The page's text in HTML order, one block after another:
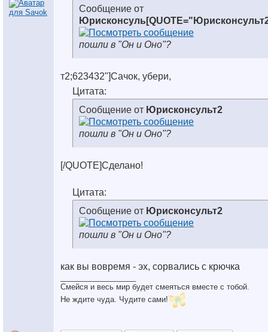
Сообщение от
пошли в "Он и Оно"?
т2;623432"]Сачок, убери,
Цитата:
Сообщение от Юрисконсульт2
пошли в "Он и Оно"?
[/QUOTE]Сделано!
Цитата:
Сообщение от Юрисконсульт2
пошли в "Он и Оно"?
как вы вовремя - эх, сорвались с крючка
Смейся и весь мир будет смеяться вместе с тобой.
Не ждите чуда. Чудите сами!